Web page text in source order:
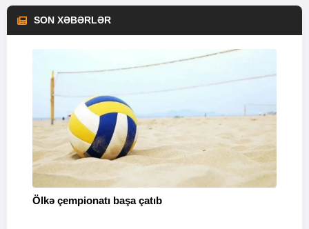
SON XƏBƏRLƏR
Ölkə çempionatı başa çatıb